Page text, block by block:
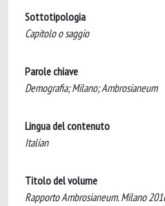
Sottotipologia
Capitolo o saggio
Parole chiave
Demografia; Milano; Ambrosianeum
Lingua del contenuto
Italian
Titolo del volume
Rapporto Ambrosianeum. Milano